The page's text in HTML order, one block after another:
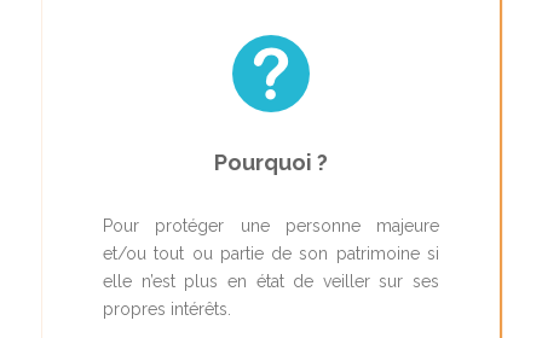
Pourquoi ?
Pour protéger une personne majeure
et/ou tout ou partie de son patrimoine si
elle n’est plus en état de veiller sur ses
propres intérêts.